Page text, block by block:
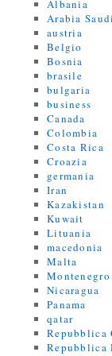
Albania
Arabia
austria
Belgio
Bosnia
brasile
bulgaria
business
Canada
Colombia
Costa Rica
Croazia
germania
Iran
Kazakistan
Kuwait
Lituania
macedonia
Malta
Montenegro
Nicaragua
Panama
qatar
Repubblica
Repubblica